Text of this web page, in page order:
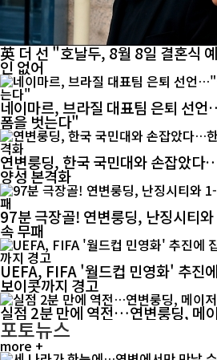
英 더 선 "호날두, 8월 8일 결혼식
인 없어
네이마르, 브라질 대표팀 은퇴 선
폼을 벗는다"
연변룽딩, 한국 국민대와 손잡았다
양성 본격화
97분 극장골! 연변룽딩, 난징시티
속 무패
UEFA, FIFA '월드컵 민영화' 추진
보이콧까지 경고
실점 2분 만에 역전…연변룽딩, 메
포토뉴스
more +